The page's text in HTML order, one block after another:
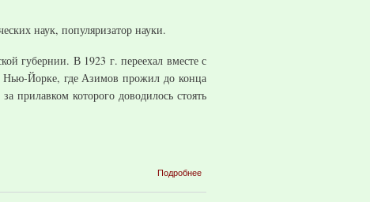
наук, популяризатор науки.
губернии. В 1923 г. переехал вместе с
Йорке, где Азимов прожил до конца
прилавком которого доводилось стоять
Подробнее